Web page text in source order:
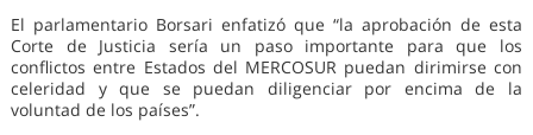
El parlamentario Borsari enfatizó que “la aprobación de esta
Corte de Justicia sería un paso importante para que los
conflictos entre Estados del MERCOSUR puedan dirimirse con
celeridad y que se puedan diligenciar por encima de la
voluntad de los países”.